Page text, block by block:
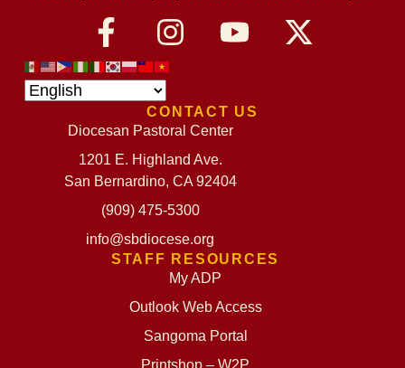
STAFF RESOURCES
My ADP
Outlook Web Access
Sangoma Portal
Printshop – W2P
CONTACT US
Diocesan Pastoral Center
1201 E. Highland Ave.
San Bernardino, CA 92404
(909) 475-5300
info@sbdiocese.org